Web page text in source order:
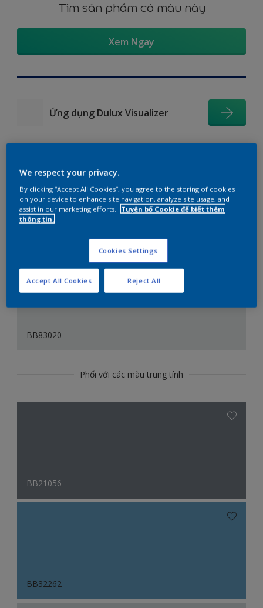
Tìm sản phẩm có màu này
Xem Ngay
Ứng dụng Dulux Visualizer
Gợi ý phối màu
BB83020
Phối với các màu trung tính
BB21056
BB32262
We respect your privacy.
By clicking “Accept All Cookies”, you agree to the storing of cookies
on your device to enhance site navigation, analyze site usage, and
assist in our marketing efforts.
Tuyên bố Cookie để biết thêm
thông tin.
Cookies Settings
Reject All
Accept All Cookies